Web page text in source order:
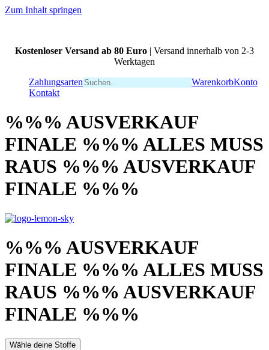
Zum Inhalt springen
Kostenloser Versand ab 80 Euro | Versand innerhalb von 2-3
Werktagen
Zahlungsarten
WarenkorbKonto
Kontakt
%%% AUSVERKAUF
FINALE %%% ALLES MUSS
RAUS %%% AUSVERKAUF
FINALE %%%
%%% AUSVERKAUF
FINALE %%% ALLES MUSS
RAUS %%% AUSVERKAUF
FINALE %%%
Wähle deine Stoffe